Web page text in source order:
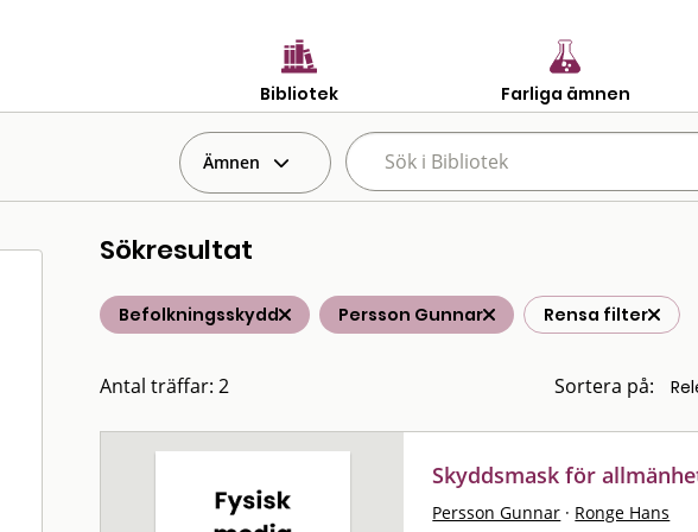
Bibliotek Farliga ämnen
Ämnen
Sökresultat
Befolkningsskydd Persson Gunnar Rensa filter
Antal träffar: 2 Sortera på:
Skyddsmask för
Persson Gunnar · Ronge Hans